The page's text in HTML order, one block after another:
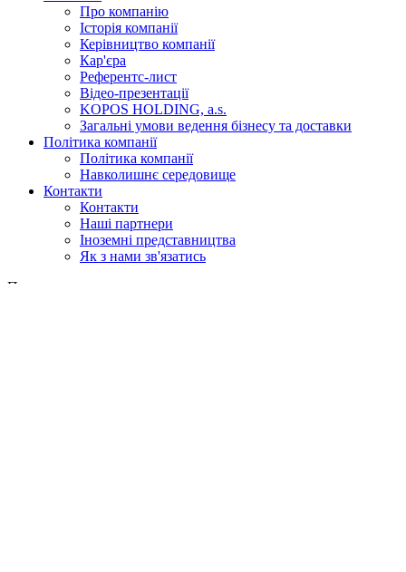
Про компанію
Історія компанії
Керівництво компанії
Кар'єра
Референтс-лист
Відео-презентації
KOPOS HOLDING, a.s.
Загальні умови ведення бізнесу та доставки
Політика компанії
Політика компанії
Навколишнє середовище
Контакти
Контакти
Наші партнери
Іноземні представництва
Як з нами зв'язатись
Пошук